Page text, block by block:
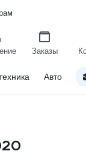
Заказы
Авто